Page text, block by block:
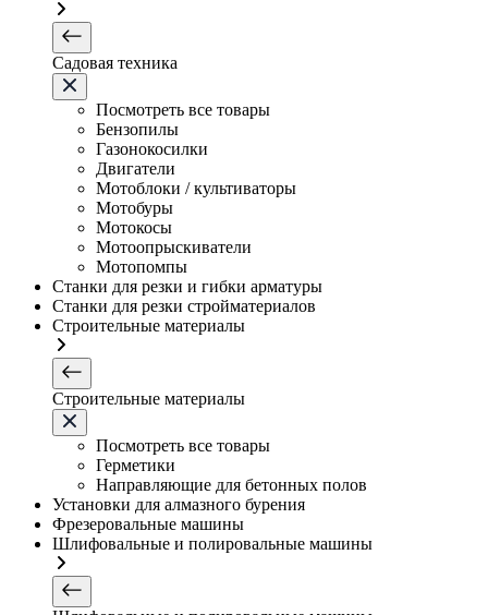
Садовая техника
Посмотреть все товары
Бензопилы
Газонокосилки
Двигатели
Мотоблоки / культиваторы
Мотобуры
Мотокосы
Мотоопрыскиватели
Мотопомпы
Станки для резки и гибки арматуры
Станки для резки стройматериалов
Строительные материалы
Строительные материалы
Посмотреть все товары
Герметики
Направляющие для бетонных полов
Установки для алмазного бурения
Фрезеровальные машины
Шлифовальные и полировальные машины